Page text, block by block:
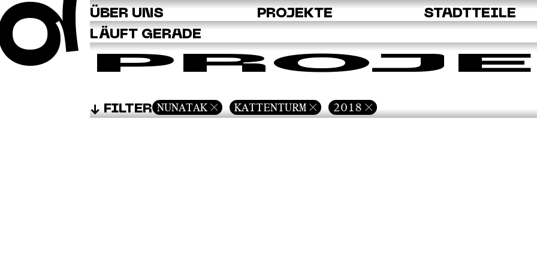
ÜBER UNS PROJEKTE
STADTTEILE
LÄUFT GERADE
FILTER NUNATAK KATTENTURM 2018